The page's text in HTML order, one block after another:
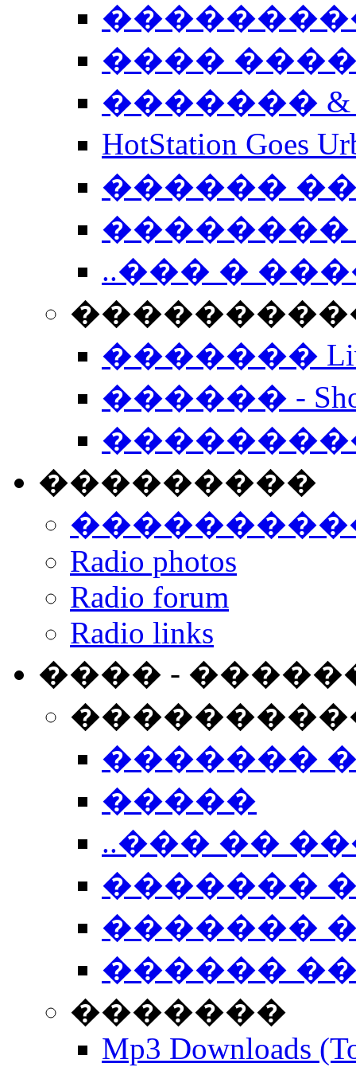
����
�������
HotStation
������
��������
..��� �
����������
�������
������ -
���������
Radio photos
Radio forum
Radio links
���� -
�������
�����
..��� ��
�������
�������
������
�������
Mp3 Downloads